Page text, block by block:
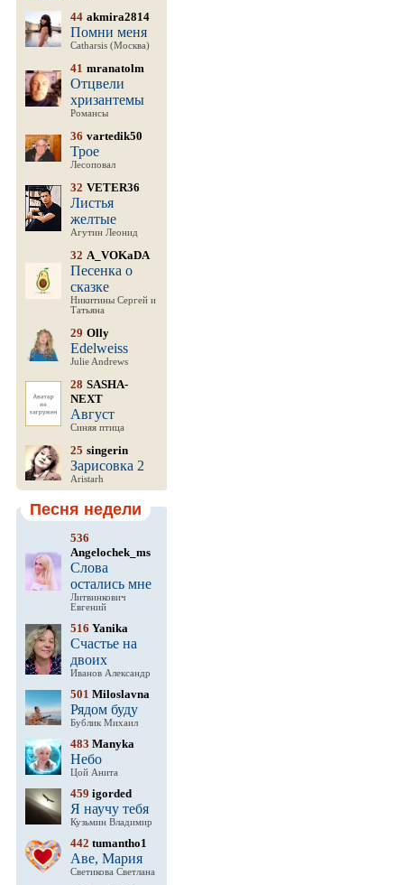
44 akmira2814
Помни меня
Catharsis (Москва)
41 mranatolm
Отцвели
хризантемы
Романсы
36 vartedik50
Трое
Лесоповал
32 VETER36
Листья
желтые
Агутин Леонид
32 A_VOKaDA
Песенка о
сказке
Никитины Сергей и
Татьяна
29 Olly
Edelweiss
Julie Andrews
28 SASHA-
NEXT
Август
Синяя птица
25 singerin
Зарисовка 2
Aristarh
Песня недели
536
Angelochek_ms
Слова
остались мне
Литвинкович
Евгений
516 Yanika
Счастье на
двоих
Иванов Александр
501 Miloslavna
Рядом буду
Бублик Михаил
483 Manyka
Небо
Цой Анита
459 igorded
Я научу тебя
Кузьмин Владимир
442 tumantho1
Аве, Мария
Светикова Светлана